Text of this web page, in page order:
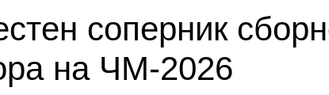
соперник
на ЧМ-2026